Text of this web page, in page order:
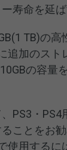
寿命を延
TB)の高
追加のス
の容量
PS3・PS4
ことをお
使用するに